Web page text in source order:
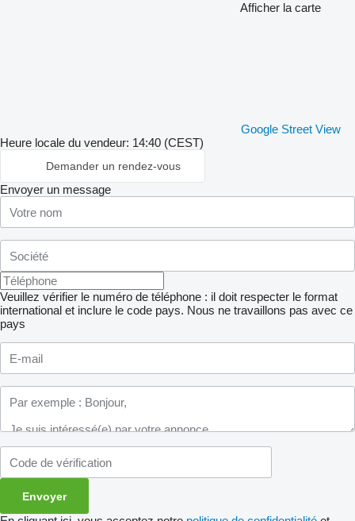
Afficher la carte
Google Street View
Heure locale du vendeur: 14:40 (CEST)
Demander un rendez-vous
Envoyer un message
Veuillez vérifier le numéro de téléphone : il doit respecter le format
international et inclure le code pays. Nous ne travaillons pas avec ce
pays